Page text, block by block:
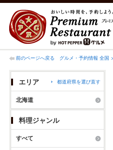
前のページへ戻る グルメ・予約情報 全国
エリア 都道府県を選び直す
北海道
料理ジャンル
すべて